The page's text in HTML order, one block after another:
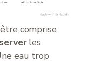
comprise
les
eau trop